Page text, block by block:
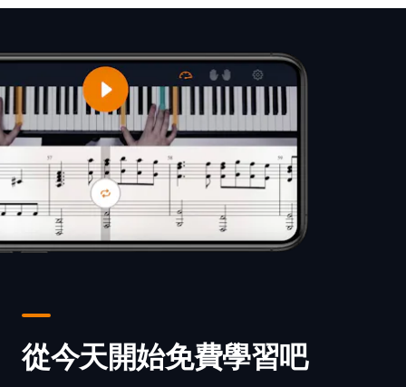
從今天開始免費學習吧